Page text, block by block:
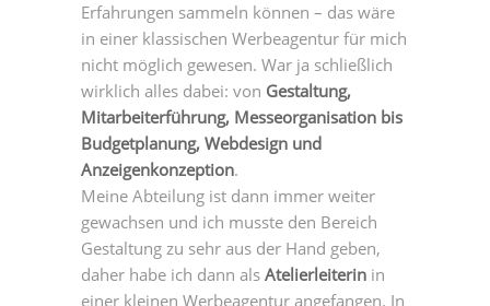
Erfahrungen sammeln können – das wäre
in einer klassischen Werbeagentur für mich
nicht möglich gewesen. War ja schließlich
wirklich alles dabei: von Gestaltung,
Mitarbeiterführung, Messeorganisation bis
Budgetplanung, Webdesign und
Anzeigenkonzeption.
Meine Abteilung ist dann immer weiter
gewachsen und ich musste den Bereich
Gestaltung zu sehr aus der Hand geben,
daher habe ich dann als Atelierleiterinin
einer kleinen Werbeagentur angefangen. In